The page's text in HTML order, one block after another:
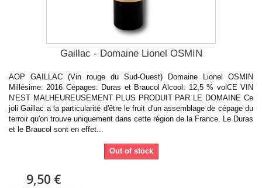
Gaillac - Domaine Lionel OSMIN
AOP GAILLAC (Vin rouge du Sud-Ouest) Domaine Lionel OSMIN
Millésime: 2016 Cépages: Duras et Braucol Alcool: 12,5 % volCE VIN
N'EST MALHEUREUSEMENT PLUS PRODUIT PAR LE DOMAINE Ce
joli Gaillac a la particularité d'être le fruit d'un assemblage de cépage du
terroir qu'on trouve uniquement dans cette région de la France. Le Duras
et le Braucol sont en effet...
Out of stock
9,50 €